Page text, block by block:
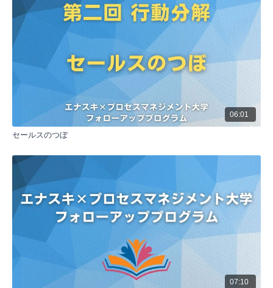
レームワークである。自社の商品、製品、サービスに
ついて、メインターゲットとなる客層とそのターゲッ
トに対する最も効果的なアプローチ方法をシンプルに
描くことが目的である。このモデルを作成すること
で、売れる仕組みづくりの前提となる基盤を構築でき
る。
鉄アレイモデル作成のための分析
鉄アレイモデルを作成するには、まず自社の商品、製
品、サービスそのものの分析が必要である。次に、タ
ーゲットとなる客層をより詳細に設定し、そのターゲ
ットに対するアプローチ方法を細かく行動レベルまで
落とし込んでいく。これらの分解したものを集約する
USPの重要性
鉄アレイモデルを活用するためには、USP（ユニーク
セリングプロポジション）が重要である。USPとは、
自社の独自性のある強みを指す。選択と集中において
成果を上げるには、一般的な業界の強みではなく、自
社が勝つために必要な独自性のある強みを絞り込むこ
とが求められる。これによって、勝ち筋を作ることが
最も有効な価値パターンの作成
鉄アレイモデルを作成する際、最も有効な価値パター
ンを作ることが重要である。これにより、効率の良い
06:01
セールスのつぼ
07:10